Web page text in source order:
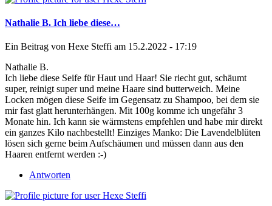
Nathalie B. Ich liebe diese…
Ein Beitrag von Hexe Steffi am 15.2.2022 - 17:19
Nathalie B.
Ich liebe diese Seife für Haut und Haar! Sie riecht gut, schäumt
super, reinigt super und meine Haare sind butterweich. Meine
Locken mögen diese Seife im Gegensatz zu Shampoo, bei dem sie
mir fast glatt herunterhängen. Mit 100g komme ich ungefähr 3
Monate hin. Ich kann sie wärmstens empfehlen und habe mir direkt
ein ganzes Kilo nachbestellt! Einziges Manko: Die Lavendelblüten
lösen sich gerne beim Aufschäumen und müssen dann aus den
Haaren entfernt werden :-)
Antworten